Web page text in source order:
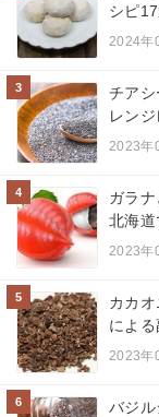
シピ
2024年
3
チア
レン
2023年
4
ガラ
北海道
2023年
5
カカ
による
2023年
6
バジ